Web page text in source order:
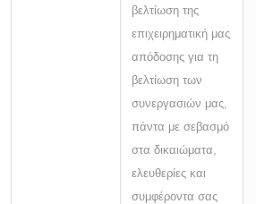
βελτίωση της
επιχειρηματική μας
απόδοσης για τη
βελτίωση των
συνεργασιών μας,
πάντα με σεβασμό
στα δικαιώματα,
ελευθερίες και
συμφέροντα σας